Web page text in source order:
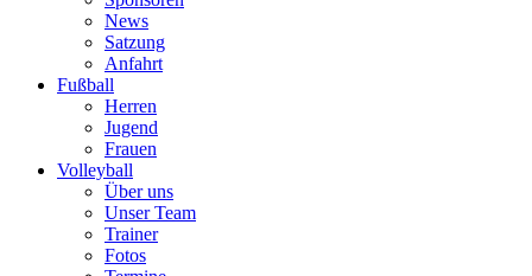
News
Satzung
Anfahrt
Fußball
Herren
Jugend
Frauen
Volleyball
Über uns
Unser Team
Trainer
Fotos